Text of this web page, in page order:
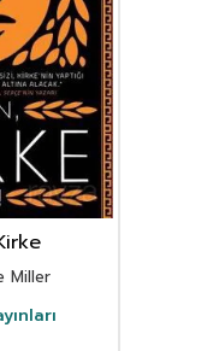
Miller